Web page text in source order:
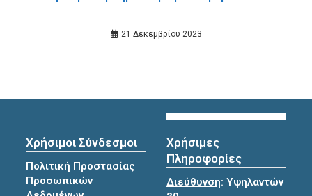
21 Δεκεμβρίου 2023
Χρήσιμοι Σύνδεσμοι
Πολιτική Προστασίας
Προσωπικών
Χρήσιμες
Πληροφορίες
Διεύθυνση: Υψηλαντών